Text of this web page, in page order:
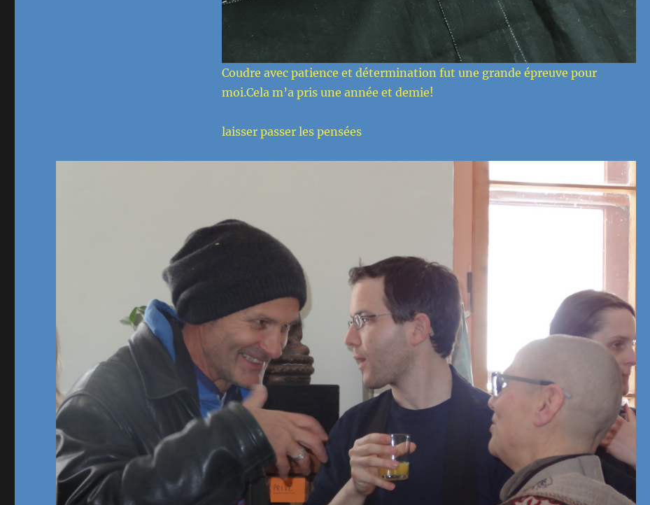
Coudre avec patience et détermination fut une grande épreuve pour
moi.Cela m’a pris une année et demie!
laisser passer les pensées